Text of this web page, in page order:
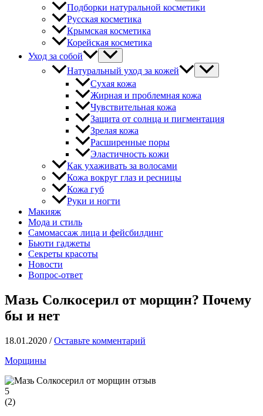
Подборки натуральной косметики
Русская косметика
Крымская косметика
Корейская косметика
Уход за собой
Натуральный уход за кожей
Сухая кожа
Жирная и проблемная кожа
Чувствительная кожа
Защита от солнца и пигментация
Зрелая кожа
Расширенные поры
Эластичность кожи
Как ухаживать за волосами
Кожа вокруг глаз и ресницы
Кожа губ
Руки и ногти
Макияж
Мода и стиль
Самомассаж лица и фейсбилдинг
Бьюти гаджеты
Секреты красоты
Новости
Вопрос-ответ
Мазь Солкосерил от морщин? Почему
бы и нет
18.01.2020 /Оставьте комментарий
Морщины
5
(2)